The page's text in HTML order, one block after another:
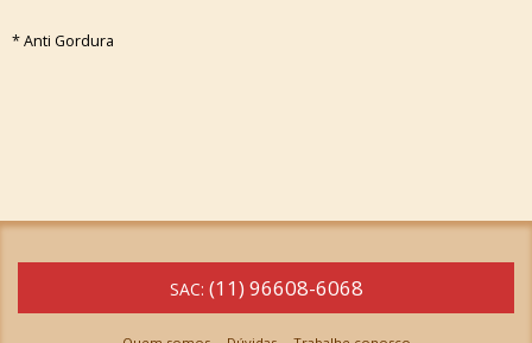
* Anti Gordura
SAC: (11) 96608-6068